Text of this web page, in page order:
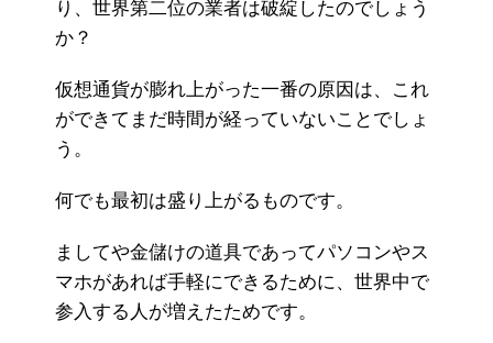
り、世界第二位の業者は破綻したのでしょう
か？
仮想通貨が膨れ上がった一番の原因は、これ
ができてまだ時間が経っていないことでしょ
う。
何でも最初は盛り上がるものです。
ましてや金儲けの道具であってパソコンやス
マホがあれば手軽にできるために、世界中で
参入する人が増えたためです。